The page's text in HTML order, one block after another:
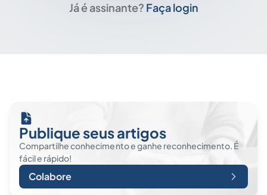
Já é assinante? Faça login
Publique seus artigos
Compartilhe conhecimento e ganhe reconhecimento. É
fácil e rápido!
Colabore